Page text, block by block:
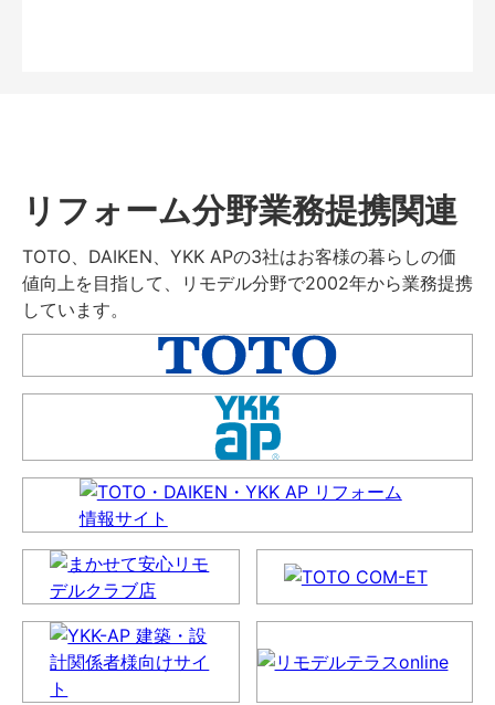
リフォーム分野業務提携関連
TOTO、DAIKEN、YKK APの3社はお客様の暮らしの価
値向上を目指して、リモデル分野で2002年から業務提携
しています。